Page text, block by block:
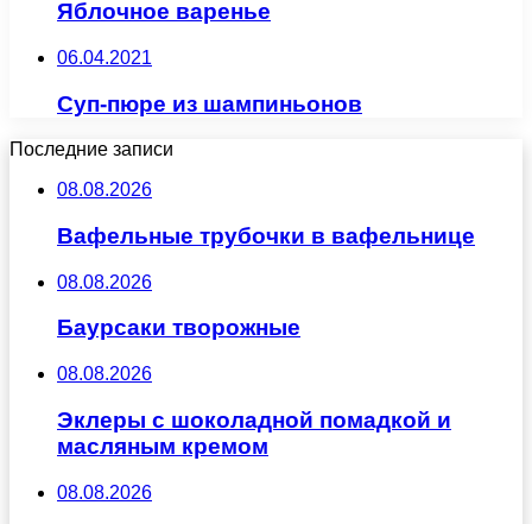
Яблочное варенье
06.04.2021
Суп-пюре из шампиньонов
Последние записи
08.08.2026
Вафельные трубочки в вафельнице
08.08.2026
Баурсаки творожные
08.08.2026
Эклеры с шоколадной помадкой и
масляным кремом
08.08.2026